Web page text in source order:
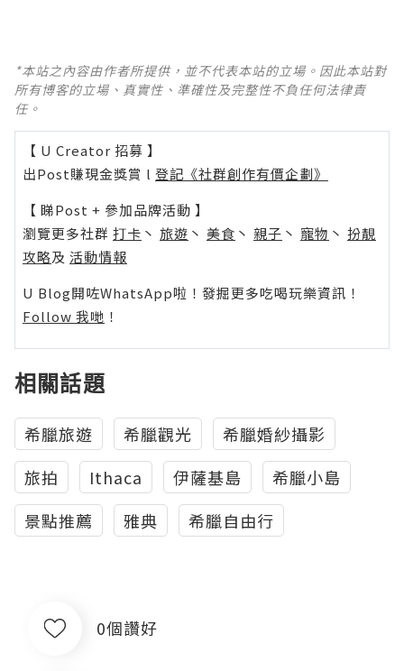
*本站之內容由作者所提供，並不代表本站的立場。因此本站對
所有博客的立場、真實性、準確性及完整性不負任何法律責
任。
【 U Creator 招募 】
出Post賺現金獎賞 l 登記《社群創作有價企劃》
【 睇Post + 參加品牌活動 】
瀏覽更多社群 打卡 丶 旅遊 丶 美食 丶 親子 丶 寵物 丶 扮靚
攻略及 活動情報
U Blog開咗WhatsApp啦！發掘更多吃喝玩樂資訊！
Follow 我哋 ！
相關話題
希臘旅遊 希臘觀光
希臘婚紗攝影
旅拍
Ithaca 伊薩基島
希臘小島
景點推薦
雅典 希臘自由行
0個讚好